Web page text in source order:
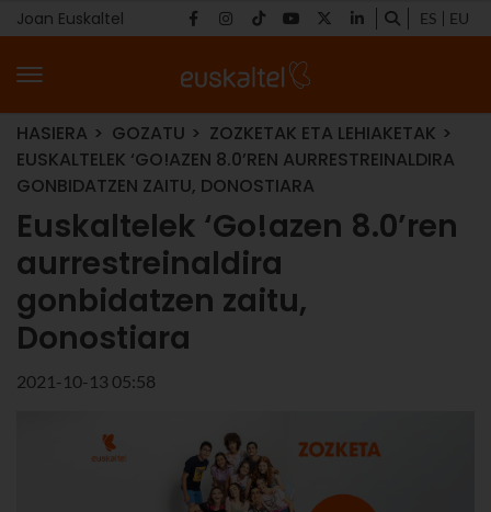
Joan Euskaltel ES EU
HASIERA GOZATU
ZOZKETAK ETA LEHIAKETAK
EUSKALTELEK ‘GO!AZEN 8.0’REN AURRESTREINALDIRA
GONBIDATZEN ZAITU, DONOSTIARA
Euskaltelek ‘Go!azen 8.0’ren
aurrestreinaldira
gonbidatzen zaitu,
Donostiara
2021-10-13 05:58